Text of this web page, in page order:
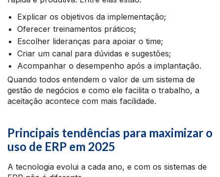
Explicar os objetivos da implementação;
Oferecer treinamentos práticos;
Escolher lideranças para apoiar o time;
Criar um canal para dúvidas e sugestões;
Acompanhar o desempenho após a implantação.
Quando todos entendem o valor de um sistema de
gestão de negócios e como ele facilita o trabalho, a
aceitação acontece com mais facilidade.
Principais tendências para maximizar o
uso de ERP em 2025
A tecnologia evolui a cada ano, e com os sistemas de